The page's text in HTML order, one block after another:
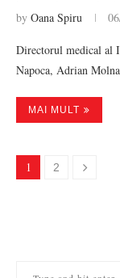
by Oana Spiru
Directorul medical al
Napoca, Adrian
MAI MULT
1 2